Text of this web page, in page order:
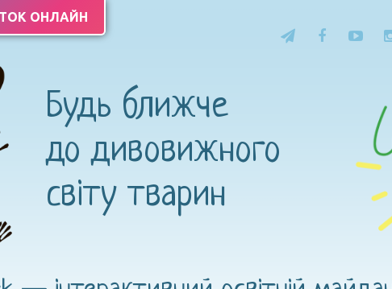
ОНЛАЙН
Будь ближче
до дивовижного
світу тварин